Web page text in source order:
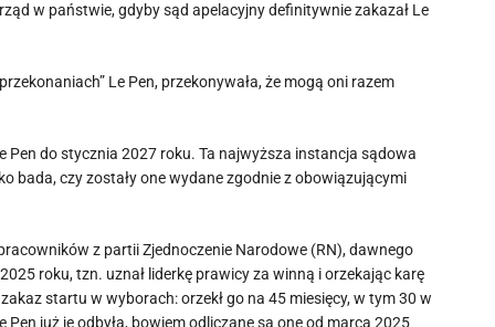
w państwie, gdyby sąd apelacyjny definitywnie zakazał Le
Le Pen, przekonywała, że mogą oni razem
Pen do stycznia 2027 roku. Ta najwyższa instancja sądowa
bada, czy zostały one wydane zgodnie z obowiązującymi
z partii Zjednoczenie Narodowe (RN), dawnego
roku, tzn. uznał liderkę prawicy za winną i orzekając karę
startu w wyborach: orzekł go na 45 miesięcy, w tym 30 w
Pen już je odbyła, bowiem odliczane są one od marca 2025